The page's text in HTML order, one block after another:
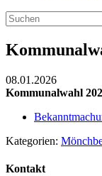
08.01.2026
Kommunalwahl
Kategorien:
Kontakt